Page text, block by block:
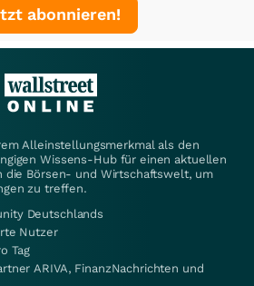
abonnieren!
Alleinstellungsmerkmal als den
Wissens-Hub für einen aktuellen
die Börsen- und Wirtschaftswelt, um
zu treffen.
Deutschlands
Nutzer
Tag
ARIVA, FinanzNachrichten und